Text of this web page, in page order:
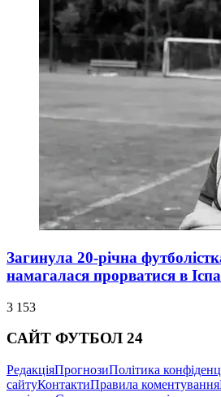
Загинула 20-річна
намагалася прорватися в
3 153
САЙТ ФУТБОЛ 24
РедакціяПрогнозиПолітика
сайтуКонтактиПравила коментування